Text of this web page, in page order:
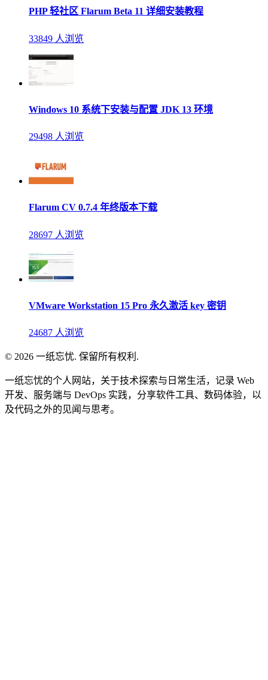
PHP 轻社区 Flarum Beta 11 详细安装教程
33849 人浏览
Windows 10 系统下安装与配置 JDK 13 环境
29498 人浏览
Flarum CV 0.7.4 年终版本下载
28697 人浏览
VMware Workstation 15 Pro 永久激活 key 密钥
24687 人浏览
© 2026 一纸忘忧. 保留所有权利.
一纸忘忧的个人网站，关于技术探索与日常生活，记录 Web
开发、服务端与 DevOps 实践，分享软件工具、数码体验，以
及代码之外的见闻与思考。